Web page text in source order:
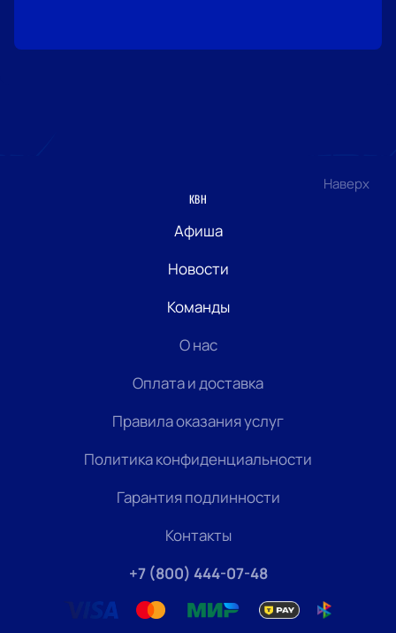
Наверх
КВН
Афиша
Новости
Команды
О нас
Оплата и доставка
Правила оказания услуг
Политика конфиденциальности
Гарантия подлинности
Контакты
+7 (800) 444-07-48